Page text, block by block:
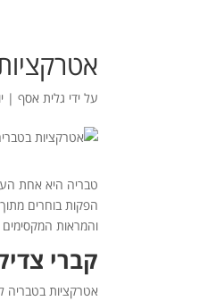
על ידי גלית אסף|
טבריה היא אחת
הפקות בוחרים
והמראות המקסימים
קברי
אטרקציות בטבריה